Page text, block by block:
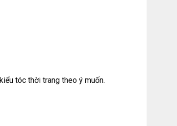
tóc thời trang theo ý muốn.